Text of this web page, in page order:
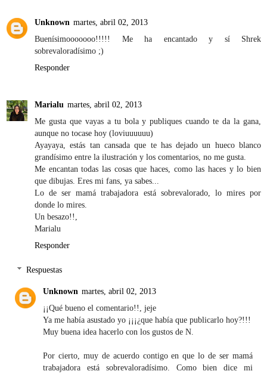
Unknown martes, abril 02, 2013
Buenísimooooooo!!!!! Me ha encantado y sí Shrek
sobrevaloradísimo ;)
Responder
Marialu martes, abril 02, 2013
Me gusta que vayas a tu bola y publiques cuando te da la gana,
aunque no tocase hoy (loviuuuuuu)
Ayayaya, estás tan cansada que te has dejado un hueco blanco
grandísimo entre la ilustración y los comentarios, no me gusta.
Me encantan todas las cosas que haces, como las haces y lo bien
que dibujas. Eres mi fans, ya sabes...
Lo de ser mamá trabajadora está sobrevalorado, lo mires por
donde lo mires.
Un besazo!!,
Marialu
Responder
Respuestas
Unknown martes, abril 02, 2013
¡¡Qué bueno el comentario!!, jeje
Ya me había asustado yo ¡¡¡¿que había que publicarlo hoy?!!!
Muy buena idea hacerlo con los gustos de N.
Por cierto, muy de acuerdo contigo en que lo de ser mamá
trabajadora está sobrevaloradísimo. Como bien dice mi